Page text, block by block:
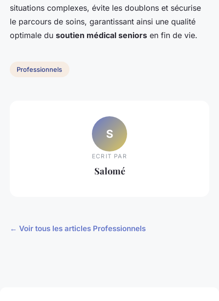
situations complexes, évite les doublons et sécurise
le parcours de soins, garantissant ainsi une qualité
optimale du soutien médical seniors en fin de vie.
Professionnels
S
ECRIT PAR
Salomé
← Voir tous les articles Professionnels